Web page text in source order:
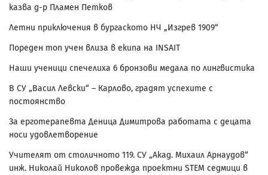
казва д-р Пламен Петков
Летни приключения в бургаското НЧ „Изгрев 1909“
Пореден топ учен влиза в екипа на INSAIT
Наши ученици спечелиха 6 бронзови медала по лингвистика
В СУ „Васил Левски“ – Карлово, градят успехите с
постоянство
За ерготерапевта Деница Димитрова работата с децата
носи удовлетворение
Учителят от столичното 119. СУ „Акад. Михаил Арнаудов“
инж. Николай Николов провежда проектни STEM седмици в